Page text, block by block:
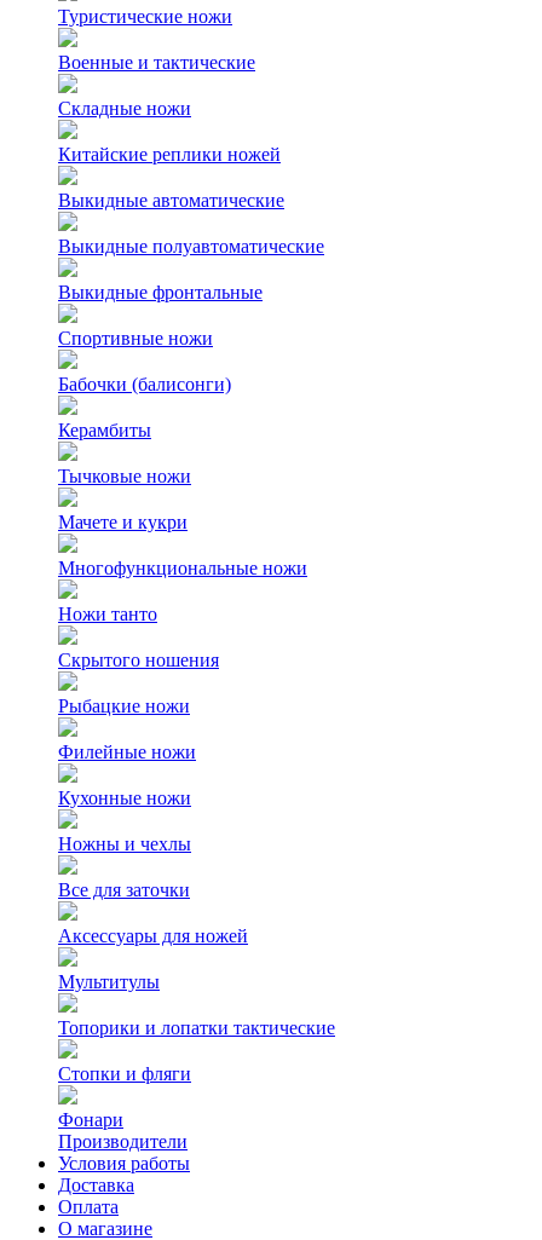
Туристические ножи
Военные и тактические
Складные ножи
Китайские реплики ножей
Выкидные автоматические
Выкидные полуавтоматические
Выкидные фронтальные
Спортивные ножи
Бабочки (балисонги)
Керамбиты
Тычковые ножи
Мачете и кукри
Многофункциональные ножи
Ножи танто
Скрытого ношения
Рыбацкие ножи
Филейные ножи
Кухонные ножи
Ножны и чехлы
Все для заточки
Аксессуары для ножей
Мультитулы
Топорики и лопатки тактические
Стопки и фляги
Фонари
Производители
Условия работы
Доставка
Оплата
О магазине